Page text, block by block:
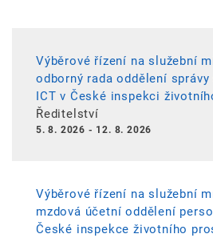
Výběrové řízení na služební
odborný rada oddělení
ICT v České inspekci
Ředitelství
5. 8. 2026 - 12. 8. 2026
Výběrové řízení na služební
mzdová účetní oddělení
České inspekce životního